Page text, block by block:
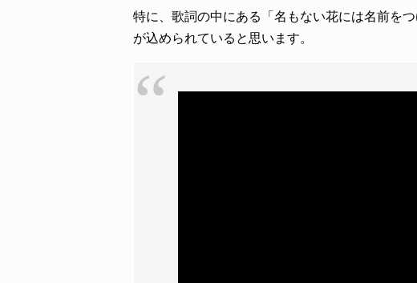
特に、歌詞の中にある「名もない花には名前を
が込められていると思います。